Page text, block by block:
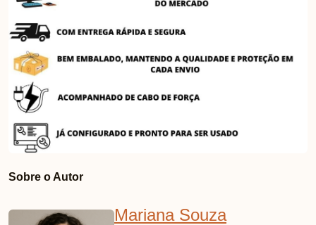
Sobre o Autor
Mariana Souza